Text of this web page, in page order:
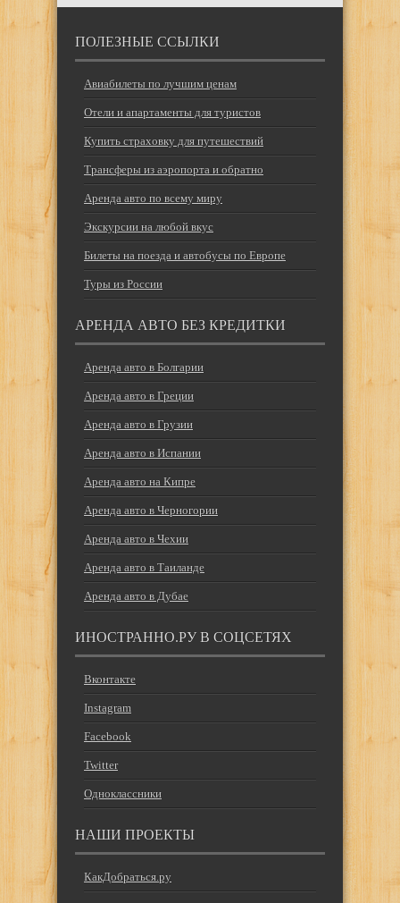
ПОЛЕЗНЫЕ ССЫЛКИ
Авиабилеты по лучшим ценам
Отели и апартаменты для туристов
Купить страховку для путешествий
Трансферы из аэропорта и обратно
Аренда авто по всему миру
Экскурсии на любой вкус
Билеты на поезда и автобусы по Европе
Туры из России
АРЕНДА АВТО БЕЗ КРЕДИТКИ
Аренда авто в Болгарии
Аренда авто в Греции
Аренда авто в Грузии
Аренда авто в Испании
Аренда авто на Кипре
Аренда авто в Черногории
Аренда авто в Чехии
Аренда авто в Таиланде
Аренда авто в Дубае
ИНОСТРАННО.РУ В СОЦСЕТЯХ
Вконтакте
Instagram
Facebook
Twitter
Одноклассники
НАШИ ПРОЕКТЫ
КакДобраться.ру